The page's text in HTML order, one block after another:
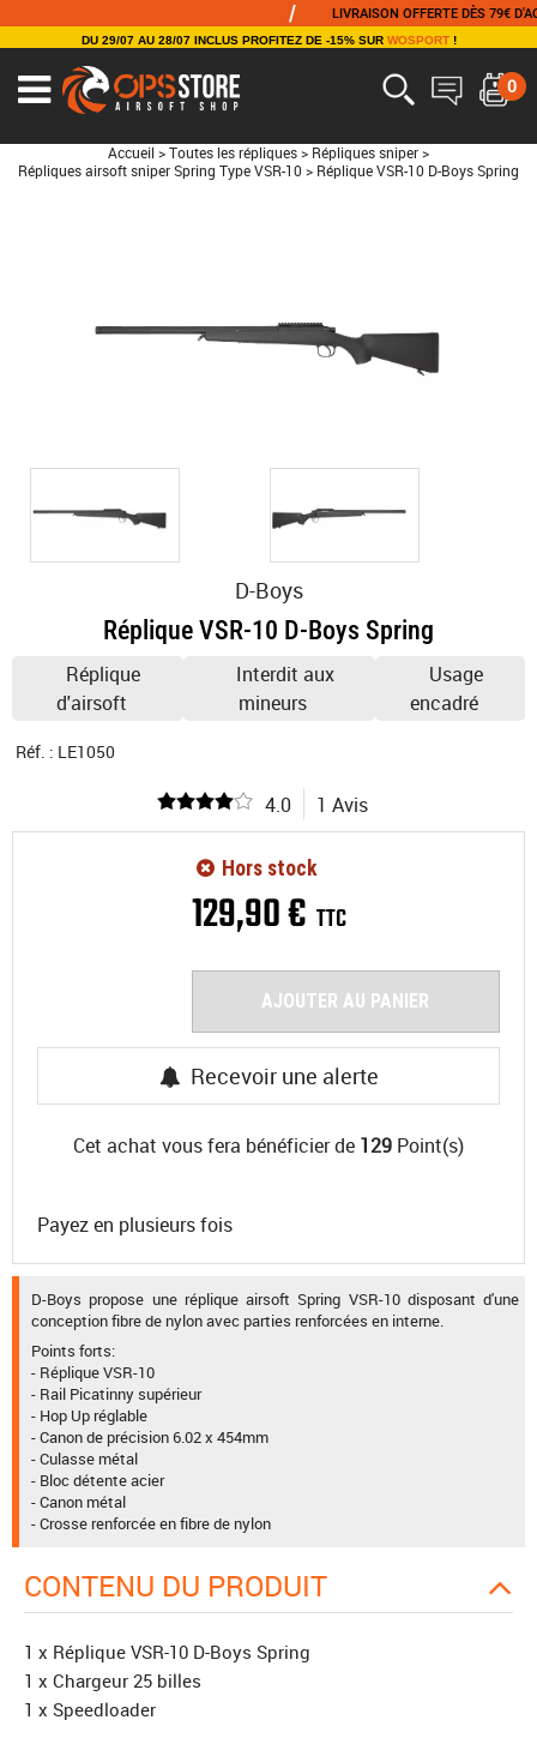
LIVRAISON OFFERTE DÈS 79€ D'ACHAT
DU 29/07 AU 28/07 INCLUS PROFITEZ DE -15% SUR WOSPORT!
0
Accueil > Toutes les répliques > Répliques sniper >
Répliques airsoft sniper Spring Type VSR-10 > Réplique VSR-10 D-Boys Spring
D-Boys
Réplique VSR-10 D-Boys Spring
Réplique
d'airsoft
Interdit aux
mineurs
Usage
encadré
Réf. : LE1050
4.0 1 Avis
129,90€ TTC
Hors stock
AJOUTER AU PANIER
Recevoir une alerte
Cet achat vous fera bénéficier de 129 Point(s)
Payez en plusieurs fois
D-Boys propose une réplique airsoft Spring VSR-10 disposant d'une
conception fibre de nylon avec parties renforcées en interne.
Points forts:
- Réplique VSR-10
- Rail Picatinny supérieur
- Hop Up réglable
- Canon de précision 6.02 x 454mm
- Culasse métal
- Bloc détente acier
- Canon métal
- Crosse renforcée en fibre de nylon
CONTENU DU PRODUIT
1 x Réplique VSR-10 D-Boys Spring
1 x Chargeur 25 billes
1 x Speedloader